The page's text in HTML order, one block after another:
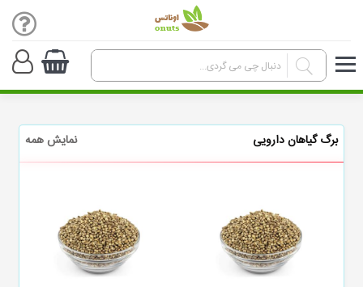
برگ گیاهان دارویی نمایش همه